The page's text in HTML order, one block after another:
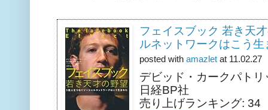
フェイスブック 若き天
ルネットワークはこう生
posted with amazlet at 11.02.27
デビッド・カークパトリ
日経BP社
売り上げランキング: 34